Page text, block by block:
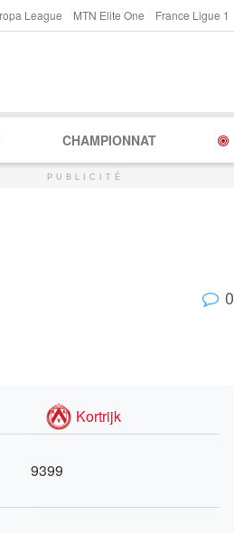
League MTN Elite One France Ligue 1
CHAMPIONNAT
PUBLICITÉ
0
Kortrijk
9399